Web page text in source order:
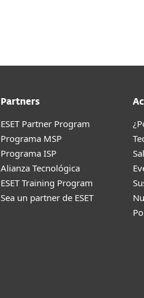
Partners
ESET Partner Program
Programa MSP
Programa ISP
Alianza Tecnológica
ESET Training Program
Sea un partner de ESET